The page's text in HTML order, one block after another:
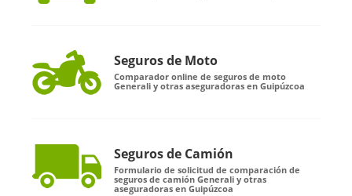
Seguros de Moto
Comparador online de seguros de moto
Generali y otras aseguradoras en Guipúzcoa
Seguros de Camión
Formulario de solicitud de comparación de
seguros de camión Generali y otras
aseguradoras en Guipúzcoa